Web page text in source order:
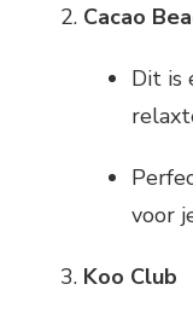
Cacao
Dit is
voor
Koo Club